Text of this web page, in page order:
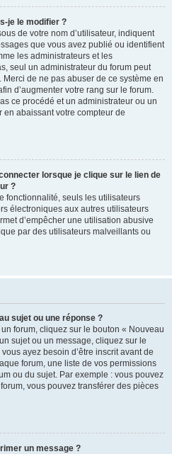
je le modifier ?
de votre nom d’utilisateur, indiquent
que vous avez publié ou identifient
les administrateurs et les
seul un administrateur du forum peut
de ne pas abuser de ce système en
d’augmenter votre rang sur le forum.
ce procédé et un administrateur ou un
abaissant votre compteur de
lorsque je clique sur le lien de
?
fonctionnalité, seuls les utilisateurs
électroniques aux autres utilisateurs
d’empêcher une utilisation abusive
par des utilisateurs malveillants ou
sujet ou une réponse ?
forum, cliquez sur le bouton « Nouveau
sujet ou un message, cliquez sur le
ayez besoin d’être inscrit avant de
forum, une liste de vos permissions
ou du sujet. Par exemple : vous pouvez
vous pouvez transférer des pièces
un message ?